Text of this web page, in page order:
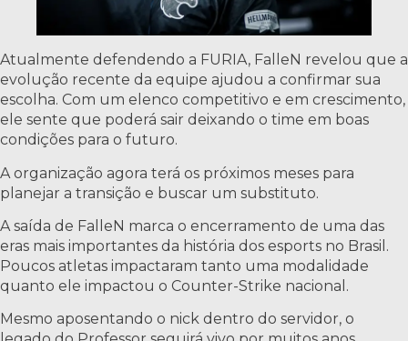
Atualmente defendendo a FURIA, FalleN revelou que a
evolução recente da equipe ajudou a confirmar sua
escolha. Com um elenco competitivo e em crescimento,
ele sente que poderá sair deixando o time em boas
condições para o futuro.
A organização agora terá os próximos meses para
planejar a transição e buscar um substituto.
A saída de FalleN marca o encerramento de uma das
eras mais importantes da história dos esports no Brasil.
Poucos atletas impactaram tanto uma modalidade
quanto ele impactou o Counter-Strike nacional.
Mesmo aposentando o nick dentro do servidor, o